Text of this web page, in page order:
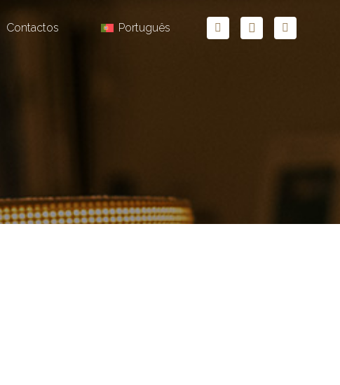
Contactos Português